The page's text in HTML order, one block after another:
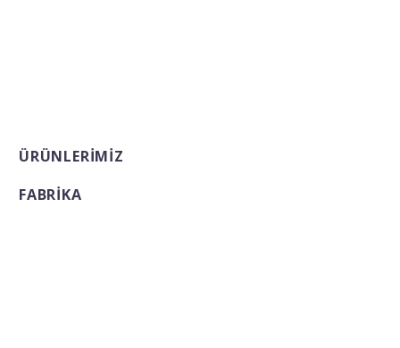
ÜRÜNLERIMIZ
FABRIKA